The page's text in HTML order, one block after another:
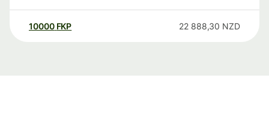
10000 FKP 22 888,30 NZD